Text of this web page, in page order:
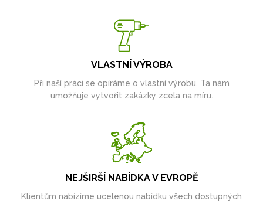
VLASTNÍ VÝROBA
Při naší práci se opíráme o vlastní výrobu. Ta nám
umožňuje vytvořit zakázky zcela na míru.
NEJŠIRŠÍ NABÍDKA V EVROPĚ
Klientům nabízíme ucelenou nabídku všech dostupných